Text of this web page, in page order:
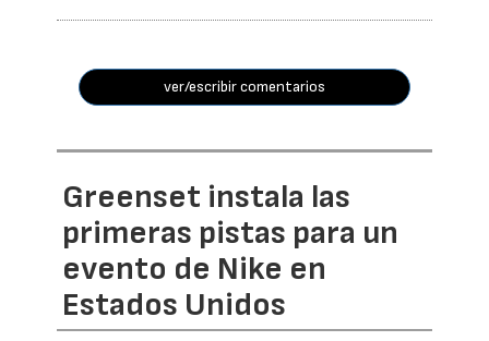
ver/escribir comentarios
Greenset instala las
primeras pistas para un
evento de Nike en
Estados Unidos